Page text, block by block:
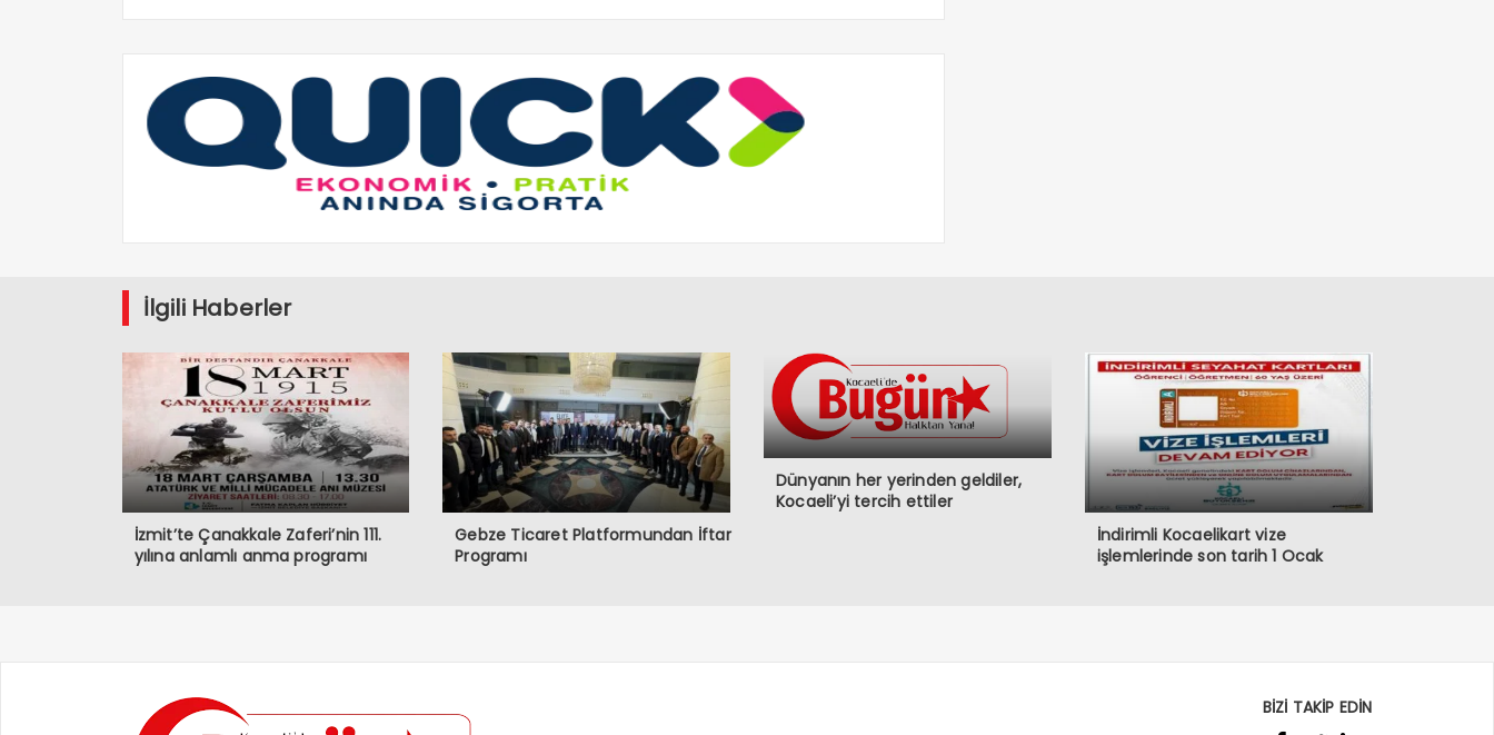
İlgili Haberler
İzmit’te Çanakkale Zaferi’nin 111.
yılına anlamlı anma programı
Gebze Ticaret Platformundan İftar
Programı
Dünyanın her yerinden geldiler,
Kocaeli’yi tercih ettiler
İndirimli Kocaelikart vize
işlemlerinde son tarih 1 Ocak
BİZİ TAKİP EDİN